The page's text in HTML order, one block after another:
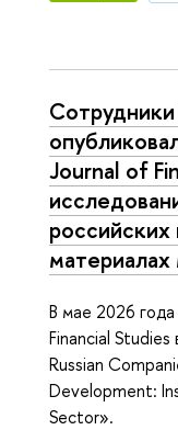
Journal of
материалах
В мае 2026
Financial
Russian
Development:
Sector».